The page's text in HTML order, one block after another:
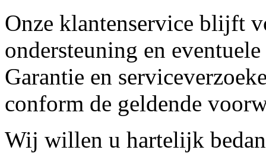
Onze klantenservice blijft
ondersteuning en
Garantie en
conform de geldende
Wij willen u hartelijk